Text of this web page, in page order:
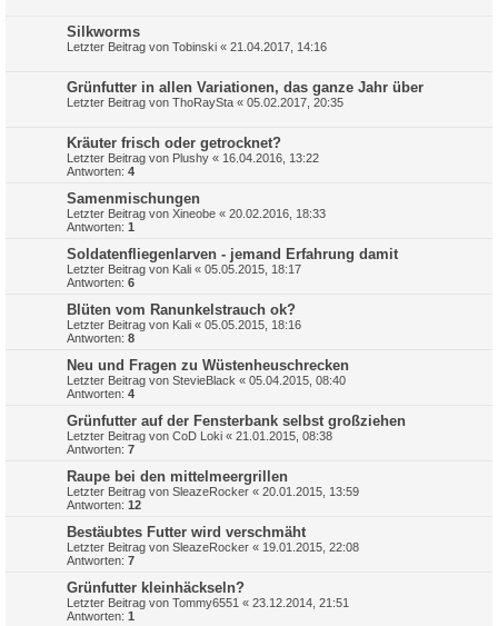
Silkworms
Letzter Beitrag von Tobinski « 21.04.2017, 14:16
Grünfutter in allen Variationen, das ganze Jahr über
Letzter Beitrag von ThoRaySta « 05.02.2017, 20:35
Kräuter frisch oder getrocknet?
Letzter Beitrag von Plushy « 16.04.2016, 13:22
Antworten: 4
Samenmischungen
Letzter Beitrag von Xineobe « 20.02.2016, 18:33
Antworten: 1
Soldatenfliegenlarven - jemand Erfahrung damit
Letzter Beitrag von Kali « 05.05.2015, 18:17
Antworten: 6
Blüten vom Ranunkelstrauch ok?
Letzter Beitrag von Kali « 05.05.2015, 18:16
Antworten: 8
Neu und Fragen zu Wüstenheuschrecken
Letzter Beitrag von StevieBlack « 05.04.2015, 08:40
Antworten: 4
Grünfutter auf der Fensterbank selbst großziehen
Letzter Beitrag von CoD Loki « 21.01.2015, 08:38
Antworten: 7
Raupe bei den mittelmeergrillen
Letzter Beitrag von SleazeRocker « 20.01.2015, 13:59
Antworten: 12
Bestäubtes Futter wird verschmäht
Letzter Beitrag von SleazeRocker « 19.01.2015, 22:08
Antworten: 7
Grünfutter kleinhäckseln?
Letzter Beitrag von Tommy6551 « 23.12.2014, 21:51
Antworten: 1